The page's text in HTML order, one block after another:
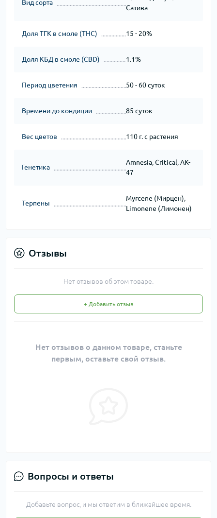
Вид сорта
Сатива
Доля ТГК в смоле (THC) 15 - 20%
Доля КБД в смоле (CBD) 1.1%
Период цветения 50 - 60 суток
Времени до кондиции 85 суток
Вес цветов 110 г. с растения
Генетика
Amnesia, Critical, AK-
47
Терпены
Myrcene (Мирцен),
Limonene (Лимонен)
Отзывы
Нет отзывов об этом товаре.
+ Добавить отзыв
Нет отзывов о данном товаре, станьте
первым, оставьте свой отзыв.
Вопросы и ответы
Добавьте вопрос, и мы ответим в ближайшее время.